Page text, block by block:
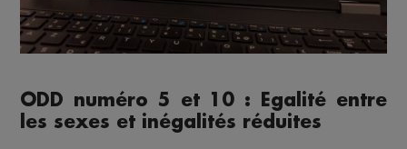
ODD numéro 5 et 10 : Egalité entre
les sexes et inégalités réduites